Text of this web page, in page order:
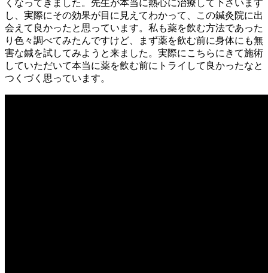
くなってきました。先生が本当に熱心に治療して下さいます
し、実際にその効果が目に見えてわかって、この鍼灸院に出
会えて良かったと思っています。私も薬を飲む方法であった
り色々調べてみたんですけど、まず薬を飲む前に身体にも無
害な鍼を試してみようと来ました。実際にこちらにきて施術
していただいて本当に薬を飲む前にトライして良かったなと
つくづく思っています。